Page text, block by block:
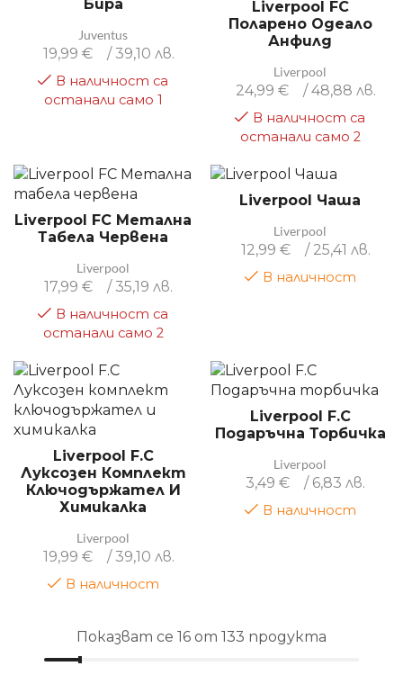
Бира
Juventus
19,99 € / 39,10 лв.
В наличност са
останали само 1
Liverpool FC
Поларено Одеало
Анфилд
Liverpool
24,99 € / 48,88 лв.
В наличност са
останали само 2
Liverpool FС Метална
Табела Червена
Liverpool
17,99 € / 35,19 лв.
В наличност са
останали само 2
Liverpool Чаша
Liverpool
12,99 € / 25,41 лв.
В наличност
Liverpool F.C
Луксозен Комплект
Ключодържател И
Химикалка
Liverpool
19,99 € / 39,10 лв.
В наличност
Liverpool F.C
Подаръчна Торбичка
Liverpool
3,49 € / 6,83 лв.
В наличност
Показват се 16 от 133 продукта